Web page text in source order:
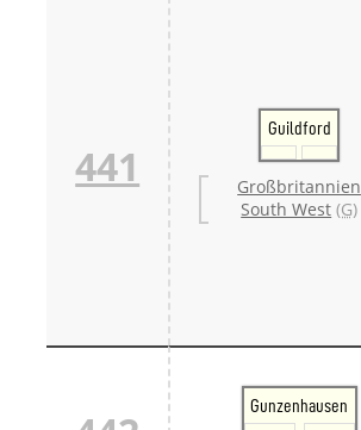
441
Guildford
Großbritannien
South West (G)
Gunzenhausen